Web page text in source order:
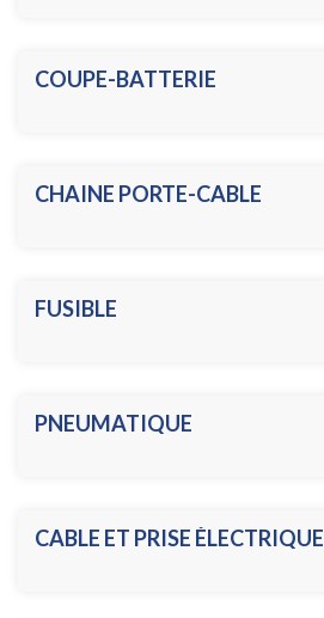
COUPE-BATTERIE
CHAINE PORTE-CABLE
FUSIBLE
PNEUMATIQUE
CABLE ET PRISE ÉLECTRIQUE